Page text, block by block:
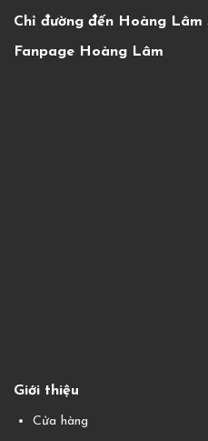
Giới thiệu
Cửa hàng
Chỉ đường đến Hoàng Lâm
Fanpage Hoàng Lâm